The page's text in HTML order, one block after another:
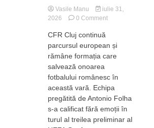
Vasile Manu
iulie 31,
2026
0 Commenton
singura
care
sus
în
Europa!
Feroviarii
lui
CFR Cluj continuă
parcursul european și
rămâne formația care
salvează onoarea
fotbalului românesc în
această vară. Echipa
pregătită de Antonio Folha
s-a calificat fără emoții în
turul al treilea preliminar al